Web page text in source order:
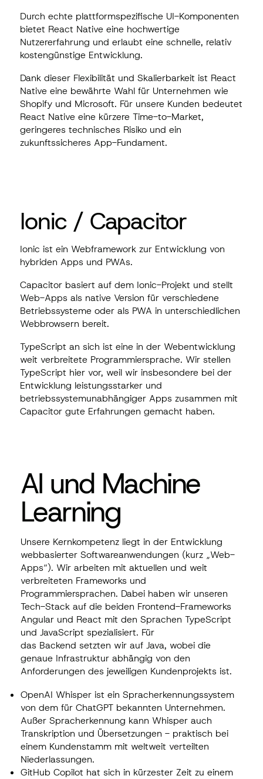
Durch echte plattformspezifische UI-Komponenten
bietet React Native eine hochwertige
Nutzererfahrung und erlaubt eine schnelle, relativ
kostengünstige Entwicklung.
Dank dieser Flexibilität und Skalierbarkeit ist React
Native eine bewährte Wahl für Unternehmen wie
Shopify und Microsoft. Für unsere Kunden bedeutet
React Native eine kürzere Time-to-Market,
geringeres technisches Risiko und ein
zukunftssicheres App-Fundament.
Ionic / Capacitor
Ionic ist ein Webframework zur Entwicklung von
hybriden Apps und PWAs.
Capacitor basiert auf dem Ionic-Projekt und stellt
Web-Apps als native Version für verschiedene
Betriebssysteme oder als PWA in unterschiedlichen
Webbrowsern bereit.
TypeScript an sich ist eine in der Webentwicklung
weit verbreitete Programmiersprache. Wir stellen
TypeScript hier vor, weil wir insbesondere bei der
Entwicklung leistungsstarker und
betriebssystemunabhängiger Apps zusammen mit
Capacitor gute Erfahrungen gemacht haben.
AI und Machine
Learning
Unsere Kernkompetenz liegt in der Entwicklung
webbasierter Softwareanwendungen (kurz „Web-
Apps“). Wir arbeiten mit aktuellen und weit
verbreiteten Frameworks und
Programmiersprachen. Dabei haben wir unseren
Tech-Stack auf die beiden Frontend-Frameworks
Angular und React mit den Sprachen TypeScript
und JavaScript spezialisiert. Für
das Backend setzten wir auf Java, wobei die
genaue Infrastruktur abhängig von den
Anforderungen des jeweiligen Kundenprojekts ist.
OpenAI Whisper ist ein Spracherkennungssystem
von dem für ChatGPT bekannten Unternehmen.
Außer Spracherkennung kann Whisper auch
Transkription und Übersetzungen - praktisch bei
einem Kundenstamm mit weltweit verteilten
Niederlassungen.
GitHub Copilot hat sich in kürzester Zeit zu einem